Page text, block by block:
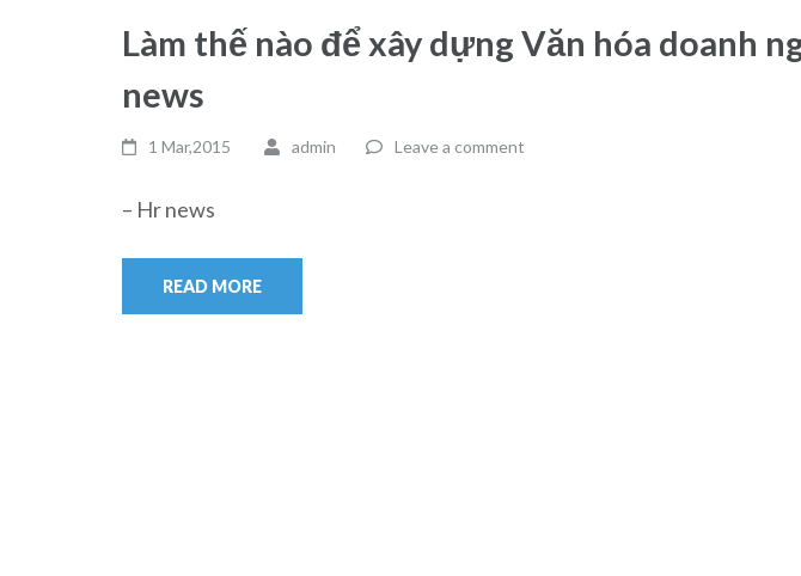
Làm thế nào để xây dựng Văn hóa doanh
news
1 Mar,2015 admin Leave a comment
– Hr news
READ MORE